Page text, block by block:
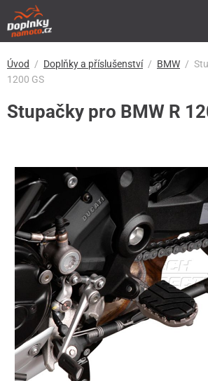
Úvod Doplňky a příslušenství BMW
1200 GS
Stupačky pro BMW R